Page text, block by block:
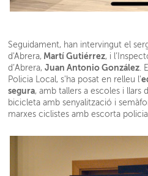
Seguidament, han intervingut el
d'Abrera, Martí Gutiérrez, i
d’Abrera,Juan Antonio González.
Policia Local, s'ha posat en relleu l'
segura, amb tallers a escoles i llars
bicicleta amb senyalització i
marxes ciclistes amb escorta